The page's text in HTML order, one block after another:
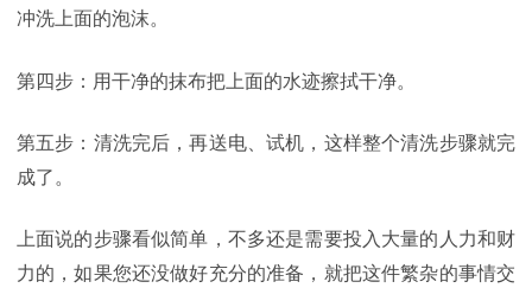
冲洗上面的泡沫。
第四步：用干净的抹布把上面的水迹擦拭干净。
第五步：清洗完后，再送电、试机，这样整个清洗步骤就完
成了。
上面说的步骤看似简单，不多还是需要投入大量的人力和财
力的，如果您还没做好充分的准备，就把这件繁杂的事情交